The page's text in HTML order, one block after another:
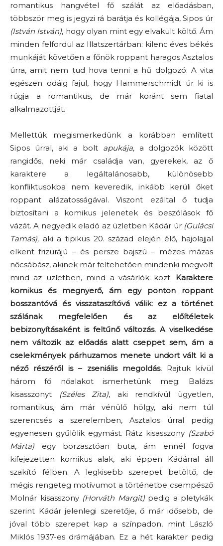
romantikus hangvétel fő szálát az előadásban,
többször meg is jegyzi rá barátja és kollégája, Sipos úr
(István István), hogy olyan mint egy elvakult költő. Ám
minden felfordul az Illatszertárban: kilenc éves békés
munkáját követően a főnök roppant haragos Asztalos
úrra, amit nem tud hova tenni a hű dolgozó. A vita
egészen odáig fajul, hogy Hammerschmidt úr ki is
rúgja a romantikus, de már koránt sem fiatal
alkalmazottját.
Mellettük megismerkedünk a korábban említett
Sipos úrral, aki a bolt apukája,a dolgozók között
rangidős, neki már családja van, gyerekek, az ő
karaktere a legáltalánosabb, különösebb
konfliktusokba nem keveredik, inkább kerüli őket
roppant alázatosságával. Viszont ezáltal ő tudja
biztosítani a komikus jelenetek és beszólások fő
vázát. A negyedik eladó az üzletben Kádár úr (Gulácsi
Tamás), aki a tipikus 20. század elején élő, hajolajjal
elkent frizurájú – és persze bajszú – mézes mázas
nőcsábász, akinek már feltehetően mindenki megvolt
mind az üzletben, mind a vásárlók közt. Karaktere
komikus és megnyerő, ám egy ponton roppant
bosszantóvá és visszataszítóvá válik: ez a történet
szálának megfelelően és az előítéletek
bebizonyításaként is feltűnő változás. A viselkedése
nem változik az előadás alatt cseppet sem, ám a
cselekmények párhuzamos menete undort vált ki a
néző részéről is – zseniális megoldás. Rajtuk kívül
három fő nőalakot ismerhetünk meg: Balázs
kisasszonyt
(Széles Zita), aki rendkívül ügyetlen,
romantikus, ám már vénülő hölgy, aki nem túl
szerencsés a szerelemben, Asztalos úrral pedig
egyenesen gyűlölik egymást. Rátz kisasszony (Szabó
Márta) egy borzasztóan buta, ám ennél fogva
kifejezetten komikus alak, aki éppen Kádárral áll
szakító félben. A legkisebb szerepet betöltő, de
mégis rengeteg motívumot a történetbe csempésző
Molnár kisasszony (Horváth Margit)pedig a pletykák
szerint Kádár jelenlegi szeretője, ő már idősebb, de
jóval több szerepet kap a színpadon, mint László
Miklós 1937-es drámájában. Ez a hét karakter pedig